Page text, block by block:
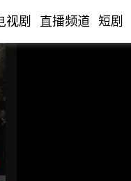
视剧 直播频道 短剧